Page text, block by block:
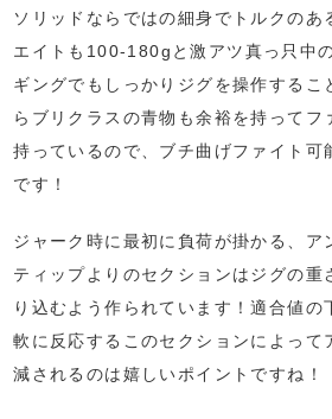
ソリッドならではの細身でトルクのあ
エイトも100-180gと激アツ真っ只中
ギングでもしっかりジグを操作するこ
らブリクラスの青物も余裕を持ってフ
持っているので、ブチ曲げファイト可
です！
ジャーク時に最初に負荷が掛かる、ア
ティップよりのセクションはジグの重
り込むよう作られています！適合値の
軟に反応するこのセクションによって
減されるのは嬉しいポイントですね！